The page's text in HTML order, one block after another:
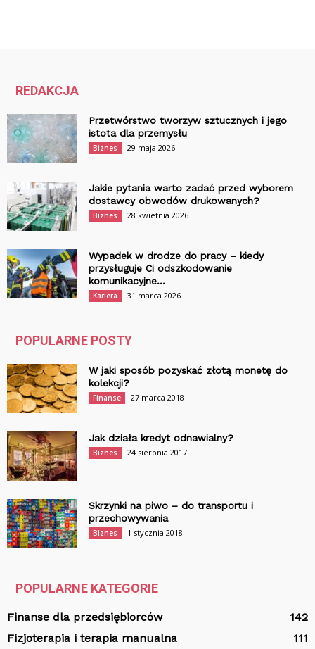
REDAKCJA
Przetwórstwo tworzyw sztucznych i jego
istota dla przemysłu
Biznes 29 maja 2026
Jakie pytania warto zadać przed wyborem
dostawcy obwodów drukowanych?
Biznes 28 kwietnia 2026
Wypadek w drodze do pracy – kiedy
przysługuje Ci odszkodowanie
komunikacyjne...
Kariera 31 marca 2026
POPULARNE POSTY
W jaki sposób pozyskać złotą monetę do
kolekcji?
Finanse 27 marca 2018
Jak działa kredyt odnawialny?
Biznes 24 sierpnia 2017
Skrzynki na piwo – do transportu i
przechowywania
Biznes 1 stycznia 2018
POPULARNE KATEGORIE
Finanse dla przedsiębiorców
142
Fizjoterapia i terapia manualna
111